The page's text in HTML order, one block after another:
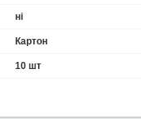
ні
Картон
10 шт